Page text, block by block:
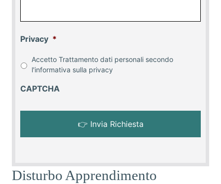
Privacy *
Accetto Trattamento dati personali secondo
l'informativa sulla privacy
CAPTCHA
Disturbo Apprendimento